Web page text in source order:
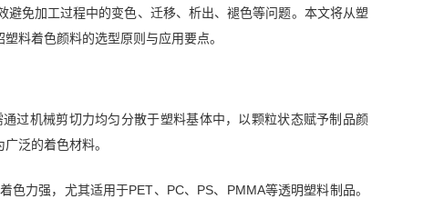
免加工过程中的变色、迁移、析出、褪色等问题。本文将从塑
料着色颜料的选型原则与应用要点。
过机械剪切力均匀分散于塑料基体中，以颗粒状态赋予制品颜
泛的着色材料。
力强，尤其适用于PET、PC、PS、PMMA等透明塑料制品。